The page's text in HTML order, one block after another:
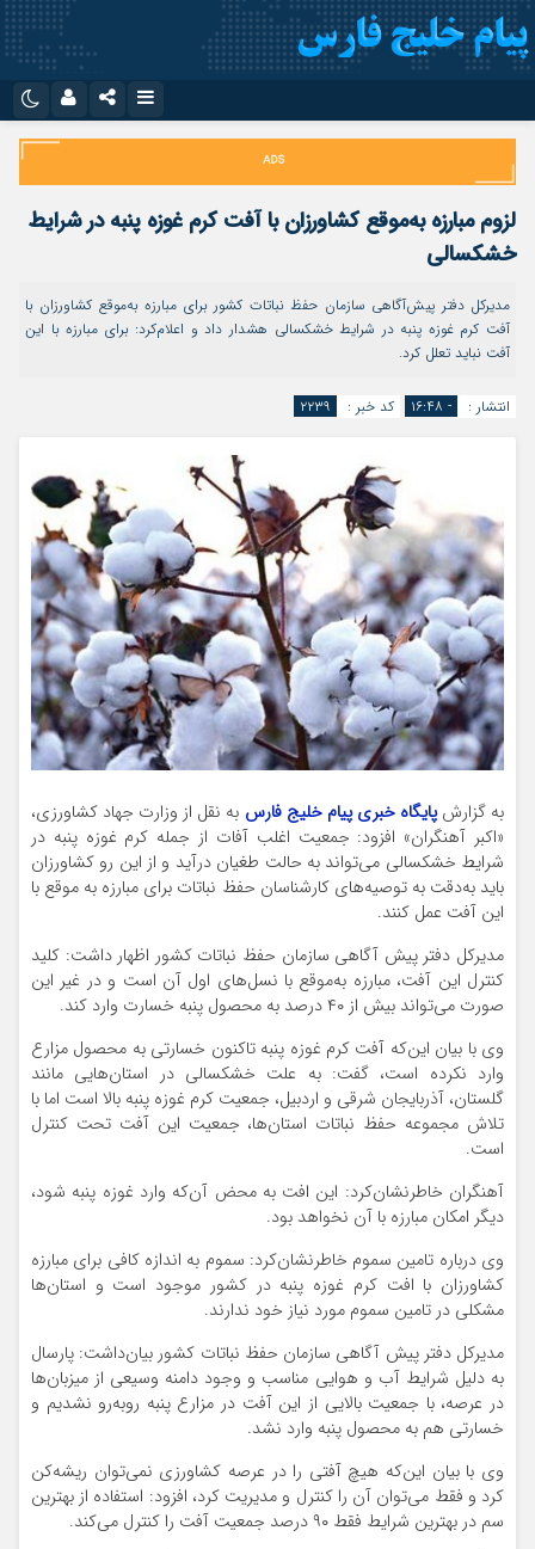
اینستاگرام
تلگرام
سروش
ایتا
آپارات
اپلیکیشن
نام کاربری یا نشانی ایمیل
رمز عبور
مرا به خاطر بسپار
لزوم مبارزه به‌موقع کشاورزان با آفت کرم غوزه پنبه در شرایط
خشکسالی
مدیرکل دفتر پیش‌آگاهی سازمان حفظ نباتات کشور برای مبارزه به‌موقع کشاورزان با
آفت کرم غوزه پنبه در شرایط خشکسالی هشدار داد و اعلام‌کرد: برای مبارزه با این
آفت نباید تعلل کرد.
انتشار : - ۱۶:۴۸ کد خبر : ۲۲۳۹
به گزارش پایگاه خبری پیام خلیج فارس به نقل از وزارت جهاد کشاورزی،
«اکبر آهنگران» افزود: جمعیت اغلب آفات از جمله کرم غوزه پنبه در
شرایط خشکسالی می‌تواند به حالت طغیان درآید و از این رو کشاورزان
باید به‌دقت به توصیه‌های کارشناسان حفظ نباتات برای مبارزه به موقع با
این آفت عمل کنند.
مدیرکل دفتر پیش آگاهی سازمان حفظ نباتات کشور اظهار داشت: کلید
کنترل این آفت، مبارزه به‌موقع با نسل‌های اول آن است و در غیر این
صورت می‌تواند بیش از ۴۰ درصد به محصول پنبه خسارت وارد کند.
وی با بیان این‌که آفت کرم غوزه پنبه تاکنون خسارتی به محصول مزارع
وارد نکرده است، گفت: به علت خشکسالی در استان‌هایی مانند
گلستان، آذربایجان شرقی و اردبیل، جمعیت کرم غوزه پنبه بالا است اما با
تلاش مجموعه حفظ نباتات استان‌ها، جمعیت این آفت تحت کنترل
است.
آهنگران خاطرنشان‌کرد: این افت به محض آن‌که وارد غوزه پنبه شود،
دیگر امکان مبارزه با آن نخواهد بود.
وی درباره تامین سموم خاطرنشان‌کرد: سموم به اندازه کافی برای مبارزه
کشاورزان با افت کرم غوزه پنبه در کشور موجود است و استان‌ها
مشکلی در تامین سموم مورد نیاز خود ندارند.
مدیرکل دفتر پیش آگاهی سازمان حفظ نباتات کشور بیان‌داشت: پارسال
به دلیل شرایط آب و هوایی مناسب و وجود دامنه وسیعی از میزبان‌ها
در عرصه، با جمعیت بالایی از این آفت در مزارع پنبه روبه‌رو نشدیم و
خسارتی هم به محصول پنبه وارد نشد.
وی با بیان این‌که هیچ آفتی را در عرصه کشاورزی نمی‌توان ریشه‌کن
کرد و فقط می‌توان آن را کنترل و مدیریت کرد، افزود: استفاده از بهترین
سم در بهترین شرایط فقط ۹۰ درصد جمعیت آفت را کنترل می‌کند.